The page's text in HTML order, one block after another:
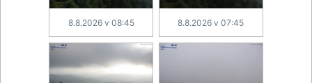
8.8.2026 v 08:45 8.8.2026 v 07:45